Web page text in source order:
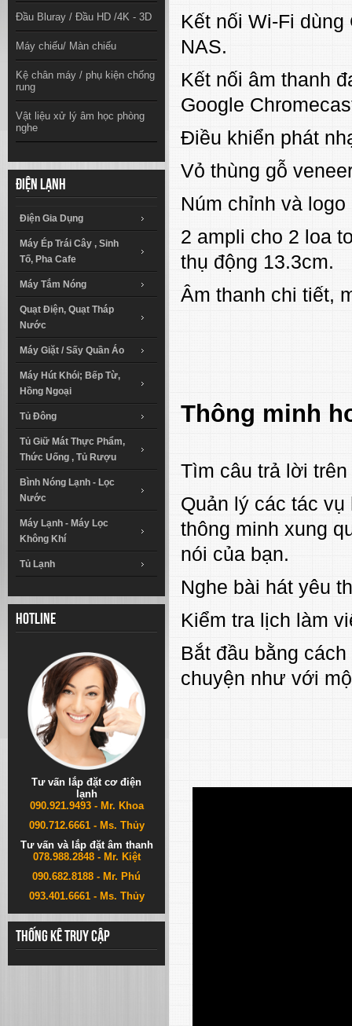
Đầu Bluray / Đầu HD /4K - 3D
Máy chiếu/ Màn chiếu
Kệ chân máy / phụ kiện chống
rung
Vật liệu xử lý âm học phòng
nghe
Điện lạnh
Điện Gia Dụng
Máy Ép Trái Cây , Sinh
Tố, Pha Cafe
Máy Tắm Nóng
Quạt Điện, Quạt Tháp
Nước
Máy Giặt / Sấy Quần Áo
Máy Hút Khói; Bếp Từ,
Hồng Ngoại
Tủ Đông
Tủ Giữ Mát Thực Phẩm,
Thức Uống , Tủ Rượu
Bình Nóng Lạnh - Lọc
Nước
Máy Lạnh - Máy Lọc
Không Khí
Tủ Lạnh
Hotline
Tư vấn lắp đặt cơ điện
lạnh
090.921.9493 - Mr. Khoa
090.712.6661 - Ms. Thủy
Tư vấn và lắp đặt âm thanh
078.988.2848 - Mr. Kiệt
090.682.8188 - Mr. Phú
093.401.6661 - Ms. Thủy
Thống kê truy cập
Kết nối Wi-Fi
NAS.
Kết nối âm thanh
Google
Điều khiển phát
Vỏ thùng gỗ
Núm chỉnh và
2 ampli cho 2 loa
thụ động 13.3cm.
Âm thanh chi tiết,
Thông minh
Tìm câu trả lời
Quản lý các tác
thông minh xung
nói của bạn.
Nghe bài hát yêu
Kiểm tra lịch làm
Bắt đầu bằng
chuyện như với